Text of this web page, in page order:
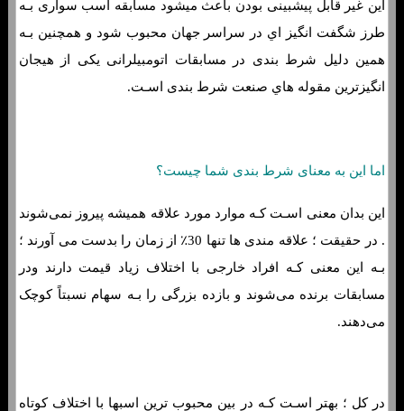
این غیر قابل پیشبینی بودن باعث میشود مسابقه اسب سواری بـه
طرز شگفت انگيز اي در سراسر جهان محبوب شود و همچنین بـه
همین دلیل شرط بندی در مسابقات اتومبیلرانی یکی از هیجان
انگیزترین مقوله هاي‌ صنعت شرط بندی اسـت.
اما این به معنای شرط بندی شما چیست؟
این بدان معنی اسـت کـه موارد مورد علاقه همیشه پیروز نمی‌شوند
. در حقیقت ؛ علاقه مندی ها تنها 30٪ از زمان را بدست می آورند ؛
بـه این معنی کـه افراد خارجی با اختلاف زیاد قیمت دارند ودر
مسابقات برنده می‌شوند و بازده بزرگی را بـه سهام نسبتاً کوچک
می‌دهند.
در کل ؛ بهتر اسـت کـه در بین محبوب ترین اسبها با اختلاف کوتاه